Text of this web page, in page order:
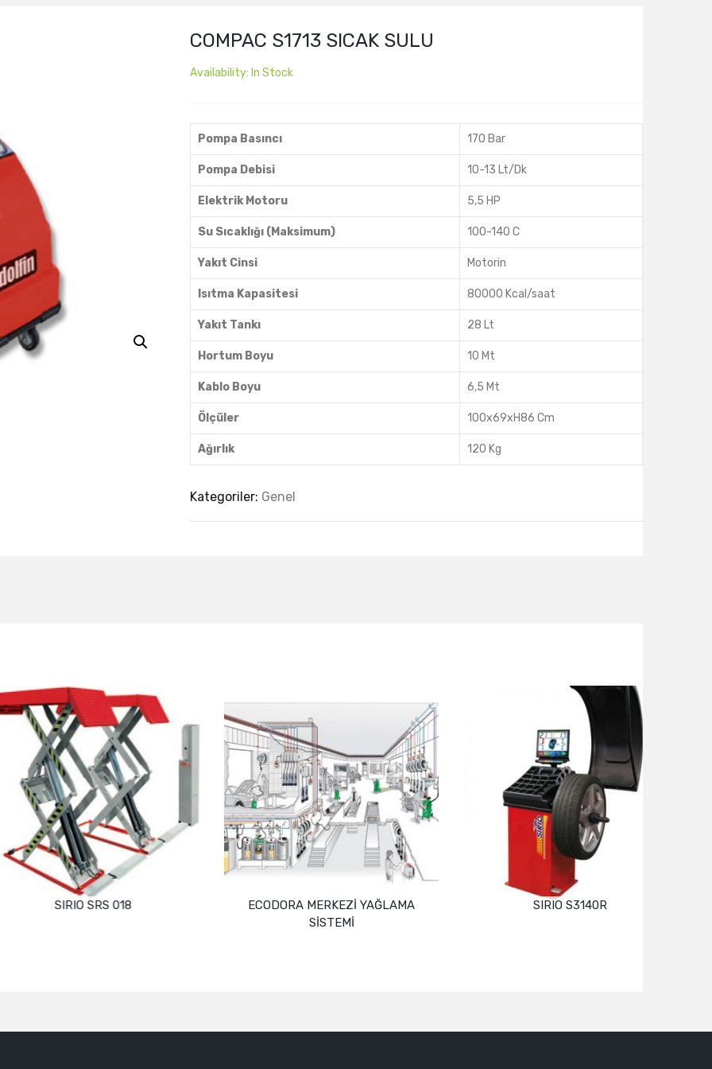
COMPAC S1713 SICAK SULU
Availability: In Stock
Pompa Basıncı 170 Bar
Pompa Debisi 10-13 Lt/Dk
Elektrik Motoru 5,5 HP
Su Sıcaklığı (Maksimum) 100-140 C
Yakıt Cinsi Motorin
Isıtma Kapasitesi 80000 Kcal/saat
Yakıt Tankı 28 Lt
Hortum Boyu 10 Mt
Kablo Boyu 6,5 Mt
Ölçüler 100x69xH86 Cm
Ağırlık 120 Kg
Kategoriler: Genel
SIRIO SRS 018
ECODORA MERKEZİ YAĞLAMA
SİSTEMİ
SIRIO S3140R